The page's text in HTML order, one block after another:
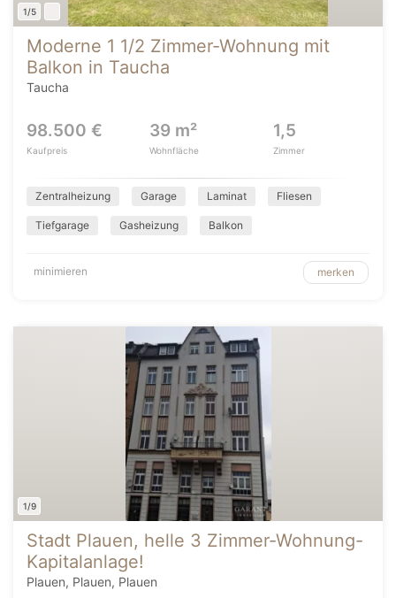
1/5
Moderne 1 1/2 Zimmer-Wohnung mit
Balkon in Taucha
Taucha
98.500 €
Kaufpreis
39 m²
Wohnfläche
1,5
Zimmer
Zentralheizung Garage Laminat Fliesen
Tiefgarage Gasheizung Balkon
minimieren merken
1/9
Stadt Plauen, helle 3 Zimmer-Wohnung-
Kapitalanlage!
Plauen, Plauen, Plauen